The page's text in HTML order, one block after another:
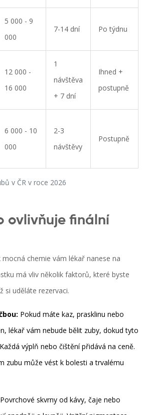
v ČR v roce 2026
5 000 - 9
000
7-14 dní Po týdnu
12 000 -
16 000
1
návštěva
+ 7 dní
Ihned +
postupně
6 000 - 10
000
2-3
návštěvy
Postupně
ovlivňuje finální
chemie vám lékař nanese na
má vliv několik faktorů, které byste
si uděláte rezervaci.
Pokud máte kaz, prasklinu nebo
lékař vám nebude bělit zuby, dokud tyto
výplň nebo čištění přidává na ceně.
zubu může vést k bolesti a trvalému
Povrchové skvrny od kávy, čaje nebo